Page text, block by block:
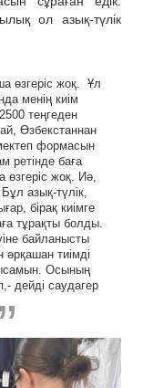
ол азық-түлік
өзгеріс жоқ. Ұл
менің киім
теңгеден
Өзбекстаннан
формасын
ретінде баға
жоқ. Иә,
азық-түлік,
бірақ киімге
тұрақты болды.
байланысты
әрқашан тиімді
Осының
дейді саудагер